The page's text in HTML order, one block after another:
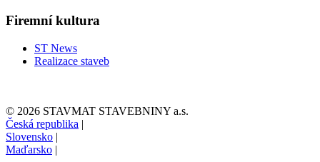
Firemní kultura
ST News
Realizace staveb
© 2026 STAVMAT STAVEBNINY a.s.
Česká republika |
Slovensko |
Maďarsko |